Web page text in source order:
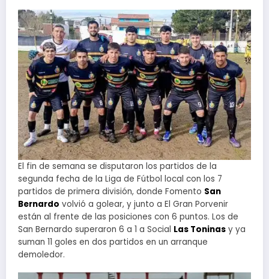
El fin de semana se disputaron los partidos de la
segunda fecha de la Liga de Fútbol local con los 7
partidos de primera división, donde Fomento San
Bernardo volvió a golear, y junto a El Gran Porvenir
están al frente de las posiciones con 6 puntos. Los de
San Bernardo superaron 6 a 1 a Social Las Toninas y ya
suman 11 goles en dos partidos en un arranque
demoledor.